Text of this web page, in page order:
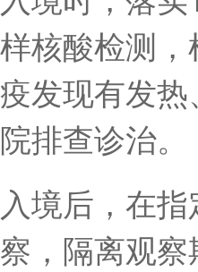
样核酸检测
疫发现有发
院排查诊治。
入境后，在
察，隔离观